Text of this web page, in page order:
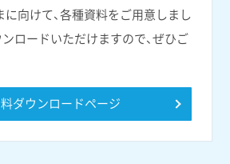
に向けて、各種資料をご用意しまし
ロードいただけますので、ぜひご
ダウンロードページ